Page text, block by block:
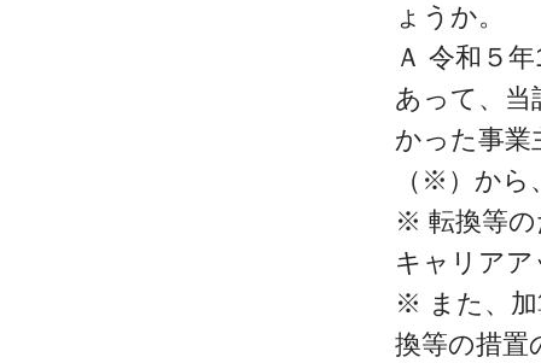
ょうか。
Ａ 令和５
あって、当
かった事業
（※）から
※ 転換等の
キャリア
※ また、加
換等の措置